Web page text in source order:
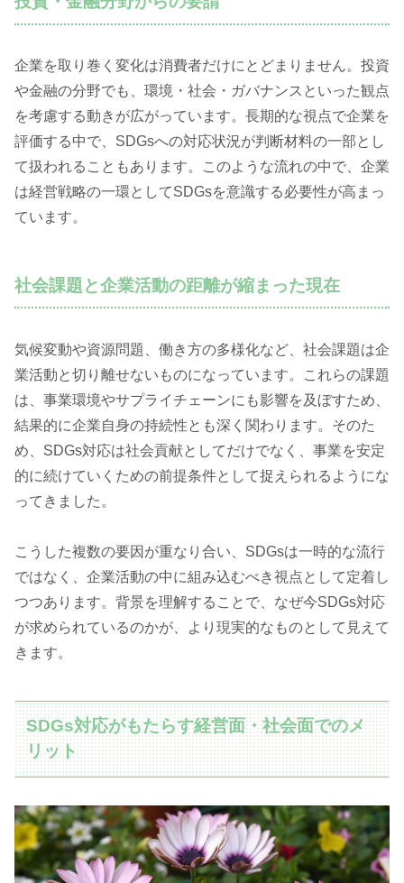
企業を取り巻く変化は消費者だけにとどまりません。投資
や金融の分野でも、環境・社会・ガバナンスといった観点
を考慮する動きが広がっています。長期的な視点で企業を
評価する中で、SDGsへの対応状況が判断材料の一部とし
て扱われることもあります。このような流れの中で、企業
は経営戦略の一環としてSDGsを意識する必要性が高まっ
ています。
社会課題と企業活動の距離が縮まった現在
気候変動や資源問題、働き方の多様化など、社会課題は企
業活動と切り離せないものになっています。これらの課題
は、事業環境やサプライチェーンにも影響を及ぼすため、
結果的に企業自身の持続性とも深く関わります。そのた
め、SDGs対応は社会貢献としてだけでなく、事業を安定
的に続けていくための前提条件として捉えられるようにな
ってきました。
こうした複数の要因が重なり合い、SDGsは一時的な流行
ではなく、企業活動の中に組み込むべき視点として定着し
つつあります。背景を理解することで、なぜ今SDGs対応
が求められているのかが、より現実的なものとして見えて
きます。
SDGs対応がもたらす経営面・社会面でのメ
リット